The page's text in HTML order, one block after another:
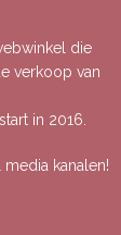
die
verkoop van
in 2016.
kanalen!